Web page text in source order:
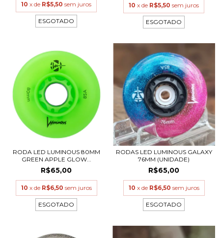
10 x de R$5,50 sem juros
ESGOTADO
10 x de R$5,50 sem juros
ESGOTADO
RODA LED LUMINOUS 80MM
GREEN APPLE GLOW...
R$65,00
10 x de R$6,50 sem juros
ESGOTADO
RODAS LED LUMINOUS GALAXY
76MM (UNIDADE)
R$65,00
10 x de R$6,50 sem juros
ESGOTADO